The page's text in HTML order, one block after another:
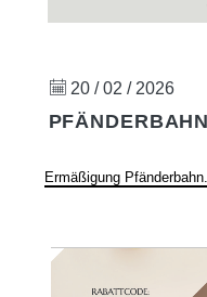
20 / 02 / 2026
Ermäßigung